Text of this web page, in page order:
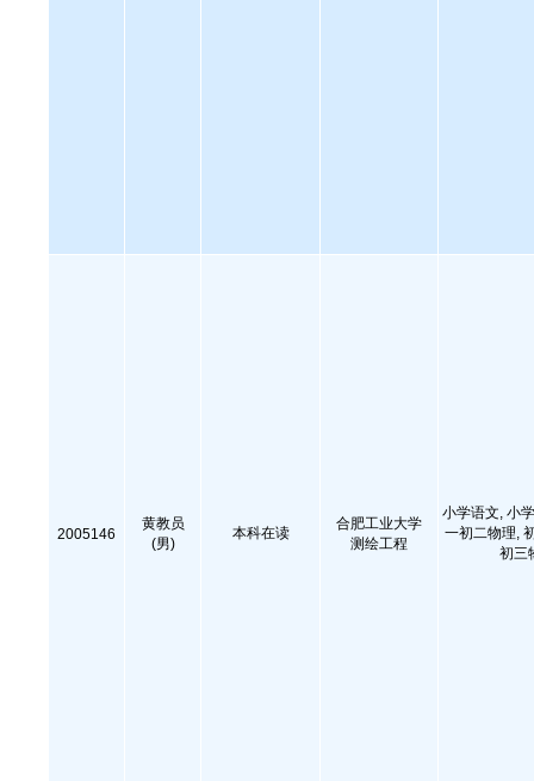
2005146
黄教员
(男)
本科在读
合肥工业大学
测绘工程
小学语文, 小
一初二物理,
初三